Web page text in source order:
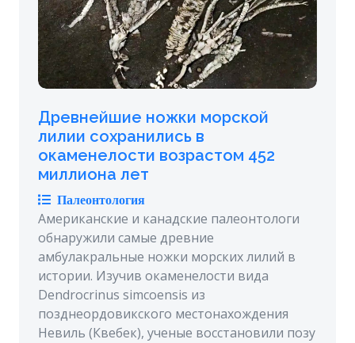
Древнейшие ножки морской
лилии сохранились в
окаменелости возрастом 452
миллиона лет
Палеонтология
Американские и канадские палеонтологи
обнаружили самые древние
амбулакральные ножки морских лилий в
истории. Изучив окаменелости вида
Dendrocrinus simcoensis из
позднеордовикского местонахождения
Невиль (Квебек), ученые восстановили позу